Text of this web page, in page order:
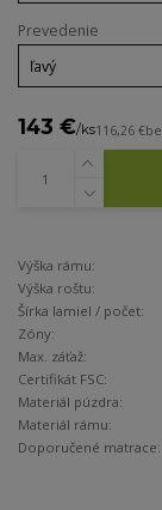
Prevedenie
143 €/ks116,26 €
Výška rámu:
Výška roštu:
Šírka lamiel / počet:
Zóny:
Max. záťaž:
Certifikát FSC:
Materiál púzdra:
Materiál rámu:
Doporučené matrace: